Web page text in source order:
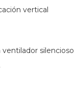
vertical
silencioso